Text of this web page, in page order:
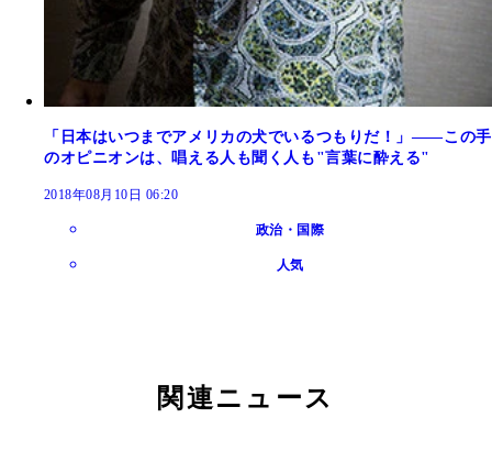
「日本はいつまでアメリカの犬でいるつもりだ！」――この手
のオピニオンは、唱える人も聞く人も"言葉に酔える"
2018年08月10日 06:20
政治・国際
人気
関連ニュース